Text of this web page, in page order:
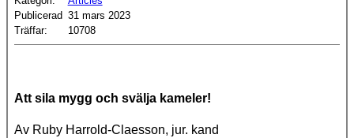
Publicerad 31 mars 2023
Träffar:
10708
Att sila mygg och svälja kameler!
Av Ruby Harrold-Claesson, jur. kand